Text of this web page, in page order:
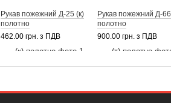
Рукав пожежний Д-25 (к)
полотно
462.00 грн. з ПДВ
Рукав пожежний Д-
полотно
900.00 грн. з ПДВ